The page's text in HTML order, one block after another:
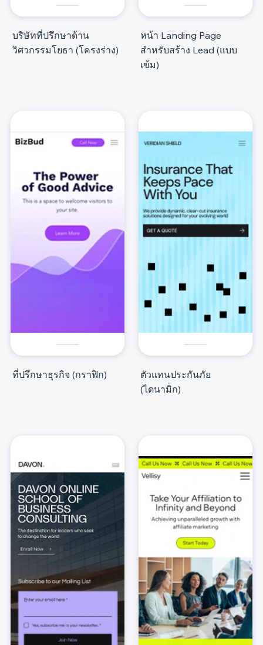
บริษัทที่ปรึกษาด้าน
วิศวกรรมโยธา (โครงร่าง)
หน้า Landing Page
สำหรับสร้าง Lead (แบบ
เข้ม)
ที่ปรึกษาธุรกิจ (กราฟิก)
ตัวแทนประกันภัย
(ไดนามิก)